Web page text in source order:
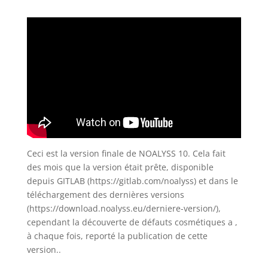
Ceci est la version finale de NOALYSS 10. Cela fait
des mois que la version était prête, disponible
depuis GITLAB (https://gitlab.com/noalyss) et dans le
téléchargement des dernières versions
(https://download.noalyss.eu/derniere-version/),
cependant la découverte de défauts cosmétiques a ,
à chaque fois, reporté la publication de cette
version..